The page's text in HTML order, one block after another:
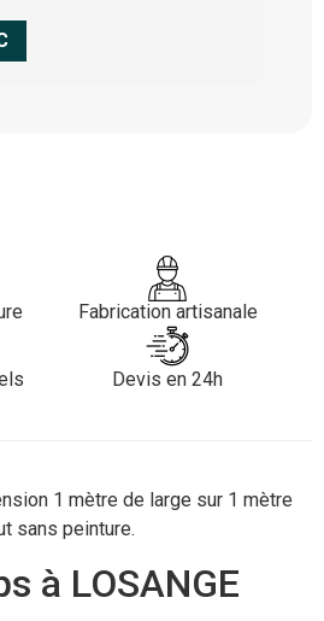
Fabrication artisanale
Devis en 24h
1 mètre de large sur 1 mètre
sans peinture.
à LOSANGE